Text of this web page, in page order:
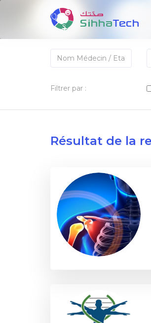
Filtrer par :
Résultat de la